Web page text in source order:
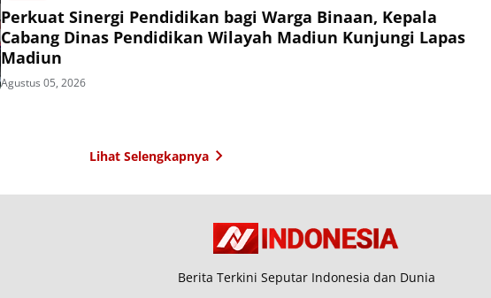
Perkuat Sinergi Pendidikan bagi Warga Binaan, Kepala
Cabang Dinas Pendidikan Wilayah Madiun Kunjungi Lapas
Madiun
Agustus 05, 2026
Lihat Selengkapnya
Berita Terkini Seputar Indonesia dan Dunia